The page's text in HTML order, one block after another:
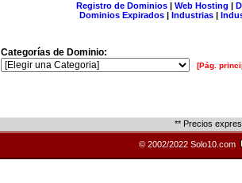
Registro de Dominios| Web Hosting |
Dominios Expirados | Industrias |
Categorías de Dominio:
[Pág.
** Precios
© 2002/2022 Solo10.com